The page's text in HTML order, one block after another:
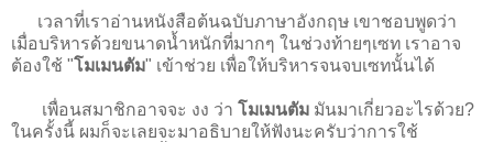
เวลาที่เราอ่านหนังสือต้นฉบับภาษาอังกฤษ เขาชอบพูดว่า
เมื่อบริหารด้วยขนาดน้ำหนักที่มากๆ ในช่วงท้ายๆเซท เราอาจ
ต้องใช้ "โมเมนตัม" เข้าช่วย เพื่อให้บริหารจนจบเซทนั้นได้
เพื่อนสมาชิกอาจจะ งง ว่า โมเมนตัม มันมาเกี่ยวอะไรด้วย?
ในครั้งนี้ ผมก็จะเลยจะมาอธิบายให้ฟังนะครับว่าการใช้